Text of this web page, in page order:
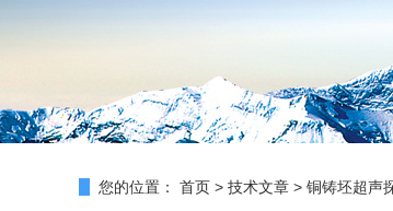
您的位置： 首页 > 技术文章 > 铜铸坯超声